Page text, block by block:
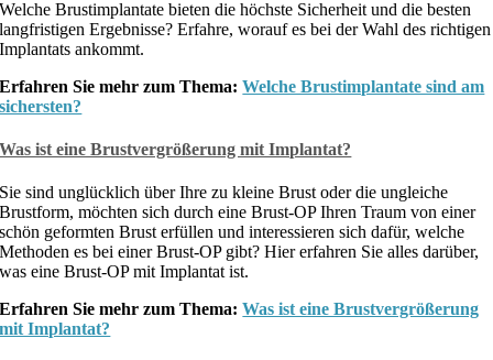
Welche Brustimplantate bieten die höchste Sicherheit und die besten
langfristigen Ergebnisse? Erfahre, worauf es bei der Wahl des richtigen
Implantats ankommt.
Erfahren Sie mehr zum Thema:Welche Brustimplantate sind am
sichersten?
Was ist eine Brustvergrößerung mit Implantat?
Sie sind unglücklich über Ihre zu kleine Brust oder die ungleiche
Brustform, möchten sich durch eine Brust-OP Ihren Traum von einer
schön geformten Brust erfüllen und interessieren sich dafür, welche
Methoden es bei einer Brust-OP gibt? Hier erfahren Sie alles darüber,
was eine Brust-OP mit Implantat ist.
Erfahren Sie mehr zum Thema:Was ist eine Brustvergrößerung
mit Implantat?